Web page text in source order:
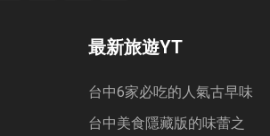
最新旅遊YT
台中6家必吃的人氣古早味
台中美食隱藏版的味蕾之